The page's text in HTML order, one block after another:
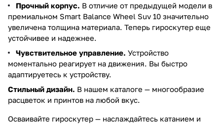
Прочный корпус. В отличие от предыдущей модели в
премиальном Smart Balance Wheel Suv 10 значительно
увеличена толщина материала. Теперь гироскутер еще
устойчивее и надежнее.
Чувствительное управление. Устройство
моментально реагирует на движения. Вы быстро
адаптируетесь к устройству.
Стильный дизайн. В нашем каталоге — многообразие
расцветок и принтов на любой вкус.
Осваивайте гироскутер — наслаждайтесь катанием и